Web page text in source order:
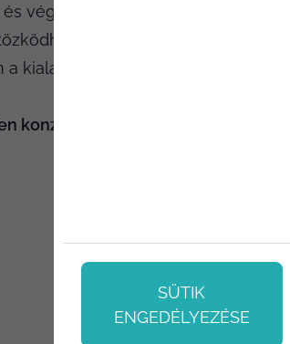
végre újra kirobbanó formában
Egy bőrfelesleg eltávolító
kialakult súly megőrzésében is
konzultációs időpontot
SÜTIK
ENGEDÉLYEZÉSE